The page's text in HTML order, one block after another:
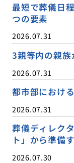
最短で葬儀日
つの要素
2026.07.31
3親等内の親
2026.07.31
都市部におけ
2026.07.31
葬儀ディレク
ト」から準備
2026.07.30